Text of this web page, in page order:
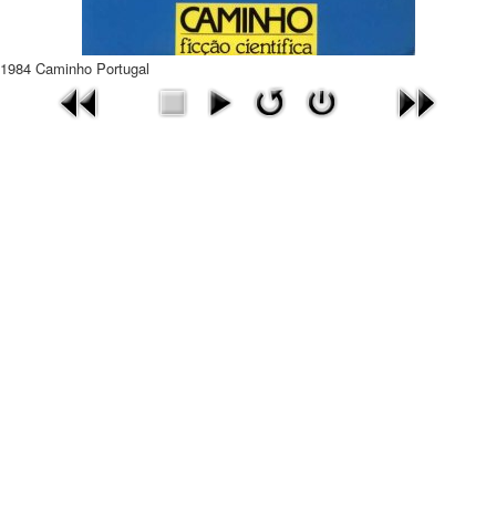
1984 Caminho Portugal